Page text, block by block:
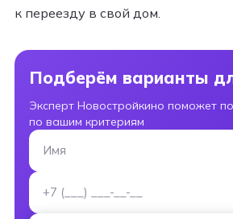
к переезду в свой дом.
Подберём варианты
Эксперт Новостройкино поможет
по вашим критериям
Имя
Номер телефона